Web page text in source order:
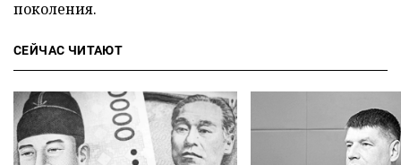
поколения.
СЕЙЧАС ЧИТАЮТ